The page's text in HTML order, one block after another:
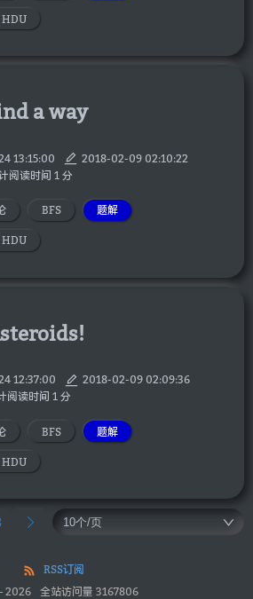
HDU
a way
13:15:00
2018-02-09 02:10:22
阅读时间 1 分
BFS 题解
HDU
12:37:00
2018-02-09 02:09:36
阅读时间 1 分
BFS 题解
HDU
RSS订阅
2026 全站访问量 3167806